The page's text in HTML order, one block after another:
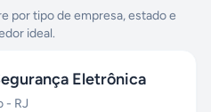
por tipo de empresa, estado e
ideal.
Eletrônica
- RJ